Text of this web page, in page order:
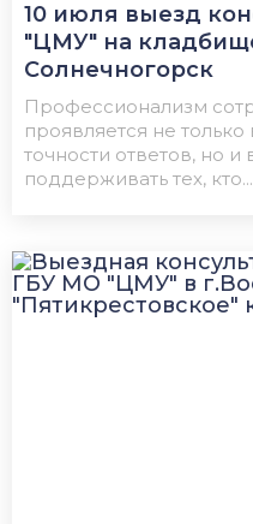
10 июля выезд
"ЦМУ" на
Солнечногорск
Профессионализм
проявляется не
точности ответов, но
поддерживать тех, кто...